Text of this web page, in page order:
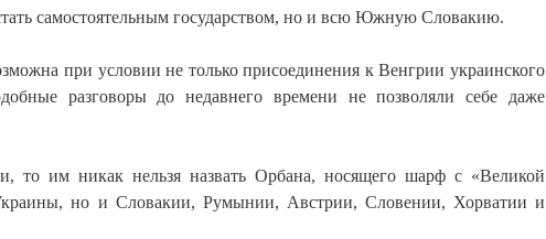
самостоятельным государством, но и всю Южную Словакию.
при условии не только присоединения к Венгрии украинского
разговоры до недавнего времени не позволяли себе даже
то им никак нельзя назвать Орбана, носящего шарф с «Великой
но и Словакии, Румынии, Австрии, Словении, Хорватии и